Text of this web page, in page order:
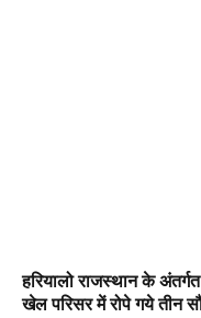
हरियालो राजस्थान के
खेल परिसर में रोपे गये तीन